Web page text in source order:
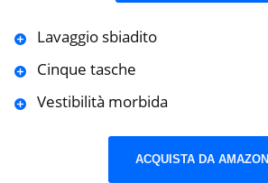
Lavaggio sbiadito
Cinque tasche
Vestibilità morbida
ACQUISTA DA AMAZON